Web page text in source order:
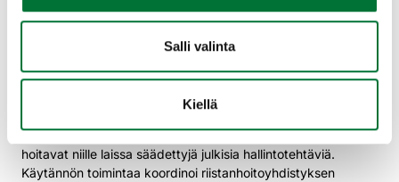
Salli valinta
Kiellä
Mikä on riistanhoitoyhdistys?
jonka jäseninä ovat alueella asuvat tai metsästävät
metsästäjät. Suomessa toimii yhteensä 278
organisoivat metsästäjien vapaaehtoistoimintaa sekä
hoitavat niille laissa säädettyjä julkisia hallintotehtäviä.
Käytännön toimintaa koordinoi riistanhoitoyhdistyksen